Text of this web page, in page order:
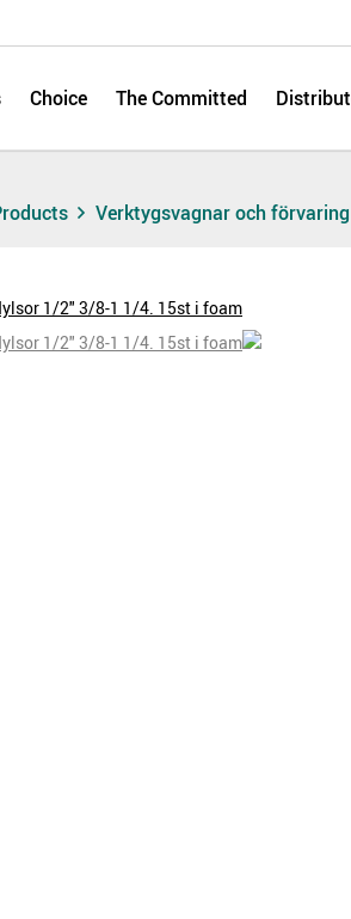
Choice The Committed
Verktygsvagnar och förvaring